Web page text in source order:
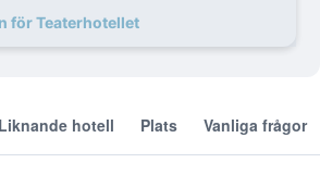
för Teaterhotellet
Liknande hotell Plats Vanliga frågor